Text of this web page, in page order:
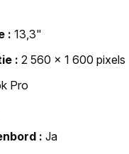
13,3"
2 560 x 1 600 pixels
Pro
Ja